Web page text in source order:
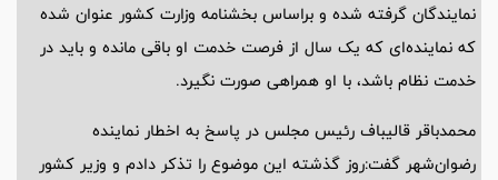
نمایندگان گرفته شده و براساس بخشنامه وزارت کشور عنوان شده
که نماینده‌ای که یک سال از فرصت خدمت او باقی مانده و باید در
خدمت نظام باشد، با او همراهی صورت نگیرد.
محمدباقر قالیباف رئیس مجلس در پاسخ به اخطار نماینده
رضوان‌شهر گفت:روز گذشته این موضوع را تذکر دادم و وزیر کشور